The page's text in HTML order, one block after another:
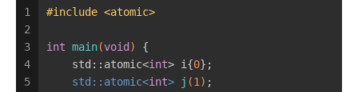
1
2
3
4
5
#include <atomic>
int main(void )
{
    std::atomic<
int> i{0};
std::atomic<int> j (1 ) ;